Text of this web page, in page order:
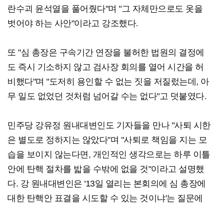
란수괴 윤석열을 풀어줬다"며 "그 자체만으로도 옷을
벗어야 하는 사안"이라고 강조했다.
또 "심 총장은 구속기간 연장을 불허한 법원의 결정에
도 즉시 기소하지 않고 검사장 회의를 열어 시간을 허
비했다"며 "도저히 용인할 수 없는 짓을 저질렀는데, 아
무 일도 없었던 것처럼 넘어갈 수는 없다"고 덧붙였다.
민주당 강유정 원내대변인도 기자들을 만나 "사퇴 시한
은 별도로 정하지는 않았다"며 "사퇴로 책임을 지는 모
습을 보이지 않는다면, 개인적인 생각으로는 하루 이틀
안에 탄핵 절차를 밟을 수밖에 없을 것"이라고 설명했
다. 강 원내대변인은 '13일 열리는 본회의에 심 총장에
대한 탄핵안 표결을 시도할 수 있는 것이냐'는 질문에